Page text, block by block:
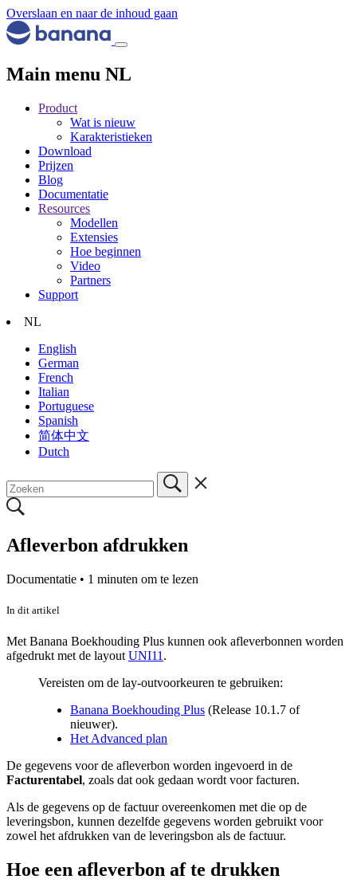
Overslaan en naar de inhoud gaan
Main menu NL
Product
Wat is nieuw
Karakteristieken
Download
Prijzen
Blog
Documentatie
Resources
Modellen
Extensies
Hoe beginnen
Video
Partners
Support
NL
English
German
French
Italian
Portuguese
Spanish
简体中文
Dutch
Afleverbon afdrukken
Documentatie • 1 minuten om te lezen
In dit artikel
Met Banana Boekhouding Plus kunnen ook afleverbonnen worden
afgedrukt met de layout UNI11 .
Vereisten om de lay-outvoorkeuren te gebruiken:
Banana Boekhouding Plus (Release 10.1.7 of
nieuwer).
Het Advanced plan
De gegevens voor de afleverbon worden ingevoerd in de
Facturentabel, zoals dat ook gedaan wordt voor facturen.
Als de gegevens op de factuur overeenkomen met die op de
leveringsbon, kunnen dezelfde gegevens worden gebruikt voor
zowel het afdrukken van de leveringsbon als de factuur.
Hoe een afleverbon af te drukken